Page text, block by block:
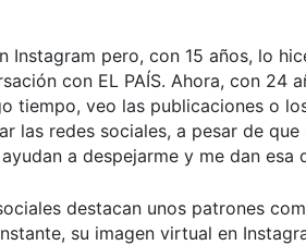
pero, con 15 años, lo
con EL PAÍS. Ahora, con 24
tiempo, veo las publicaciones o
las redes sociales, a pesar de
a despejarme y me dan esa
destacan unos patrones
su imagen virtual en